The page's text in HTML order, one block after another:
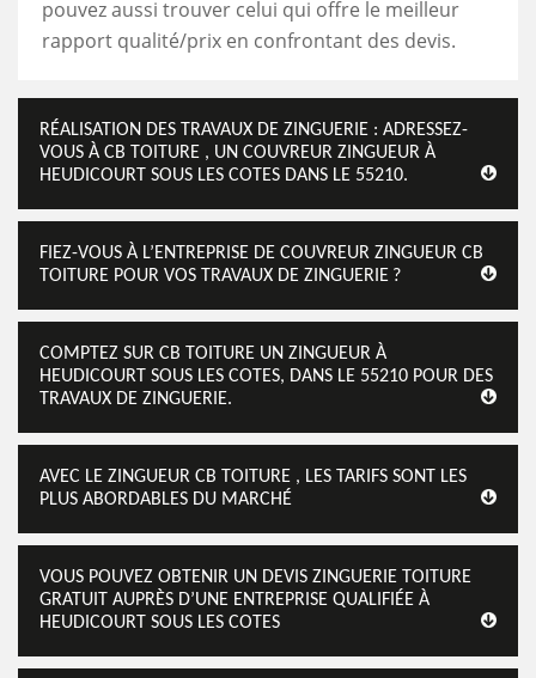
pouvez aussi trouver celui qui offre le meilleur
rapport qualité/prix en confrontant des devis.
RÉALISATION DES TRAVAUX DE ZINGUERIE : ADRESSEZ-
VOUS À CB TOITURE , UN COUVREUR ZINGUEUR À
HEUDICOURT SOUS LES COTES DANS LE 55210.
FIEZ-VOUS À L’ENTREPRISE DE COUVREUR ZINGUEUR CB
TOITURE POUR VOS TRAVAUX DE ZINGUERIE ?
COMPTEZ SUR CB TOITURE UN ZINGUEUR À
HEUDICOURT SOUS LES COTES, DANS LE 55210 POUR DES
TRAVAUX DE ZINGUERIE.
AVEC LE ZINGUEUR CB TOITURE , LES TARIFS SONT LES
PLUS ABORDABLES DU MARCHÉ
VOUS POUVEZ OBTENIR UN DEVIS ZINGUERIE TOITURE
GRATUIT AUPRÈS D’UNE ENTREPRISE QUALIFIÉE À
HEUDICOURT SOUS LES COTES